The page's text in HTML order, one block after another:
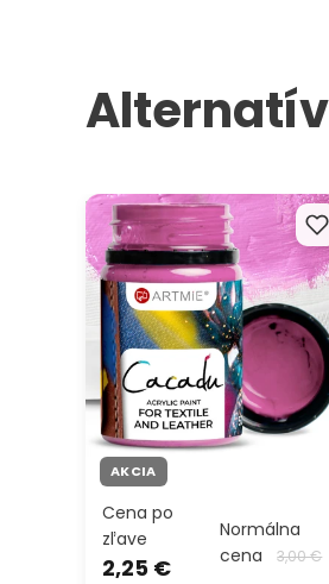
Farby na textil a kožu ARTMIE
Cacadu 50 ml
AKCIA
Cena po
zľave
2,25 €
Normálna
cena
3,00 €